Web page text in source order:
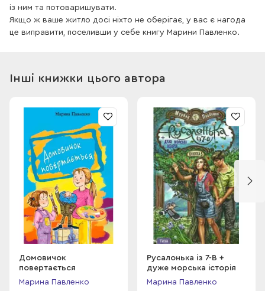
із ним та потоваришувати.
Якщо ж ваше житло досі ніхто не оберігає, у вас є нагода
це виправити, поселивши у себе книгу Марини Павленко.
Інші книжки цього автора
Домовичок
повертається
Марина Павленко
Русалонька із 7-В +
дуже морська історія
Марина Павленко